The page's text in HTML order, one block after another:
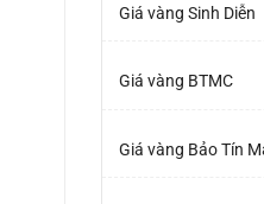
Giá vàng Sinh Diễn
Giá vàng BTMC
Giá vàng Bảo Tín